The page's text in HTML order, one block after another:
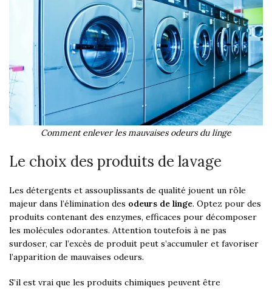
Comment enlever les mauvaises odeurs du linge
Le choix des produits de lavage
Les détergents et assouplissants de qualité jouent un rôle
majeur dans l’élimination des odeurs de linge. Optez pour des
produits contenant des enzymes, efficaces pour décomposer
les molécules odorantes. Attention toutefois à ne pas
surdoser, car l’excès de produit peut s’accumuler et favoriser
l’apparition de mauvaises odeurs.
S’il est vrai que les produits chimiques peuvent être